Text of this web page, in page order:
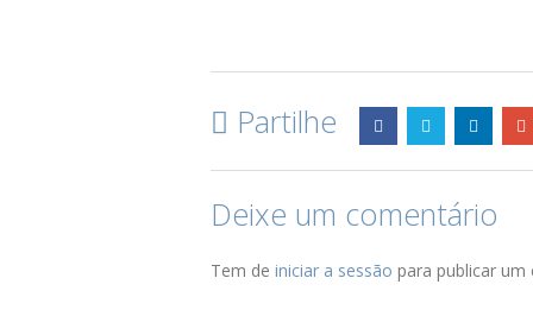
Partilhe
Deixe um comentário
Tem de iniciar a sessão para publicar um